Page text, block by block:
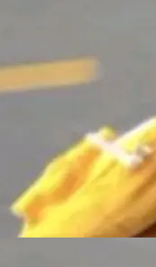
到真实环境中——调用工
下文、处理错误、完成闭
辑，还仅以 8B-MoT 的轻
4K、更精细的真实质感、
持续迭代编辑。 相比 U
在以下方向上带来了显著
生成； 更精细的局部纹
感； 更准确的中英文文字
更稳定的图...
一个用来检查 Ubuntu
工具。 Canonical 工程师
表中说得很直白：「hwc
的包，它和它的依赖项都
会用在其他发行版上。」
际上为零。既然只有 Ub
打包就没什么可纠结
迁移路径 hwctl 是 rust-
部分，命令行工具负责查
人来 Anthropic
公司之间来回跳，中间只
上周刚宣布因健康原因
Lab，说自己作为联合
」。几天后，The Inform
OpenAI，负责递归自我
Thinking Machines 过
，包含多项改进。官方更
主要更新内容如下： 扩